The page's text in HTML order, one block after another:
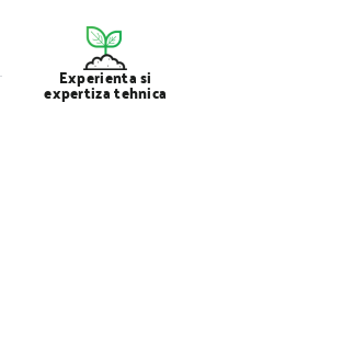
Experienta si
expertiza tehnica